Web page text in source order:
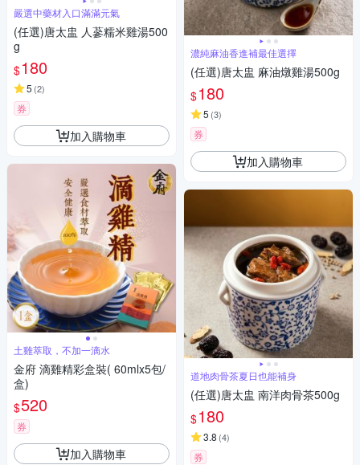
嚴選中藥材入口滿滿元氣
(任選)唐太盅 人蔘糯米雞湯500
g
$180
5 (2)
券
加入購物車
土雞萃取，不加一滴水
金府 滴雞精彩盒裝( 60mlx5包/
盒)
$520
券
加入購物車
濃純麻油香進補最佳選擇
(任選)唐太盅 麻油燉雞湯500g
$180
5 (3)
券
加入購物車
道地肉骨茶夏日也能補身
(任選)唐太盅 南洋肉骨茶500g
$180
3.8 (4)
券